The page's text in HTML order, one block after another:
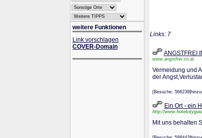
weitere Funktionen
Link vorschlagen
COVER-Domain
Links: 7
ANGSTFREI
www.angstfrei.co.at
Vermeidung und
der
[Besuche:
Ein Ort - ein
http://
Mit uns behalten